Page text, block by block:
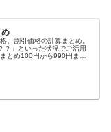
、割引価格の計算まとめ。
？」といった状況でご活用
とめ100円から990円まで